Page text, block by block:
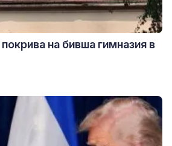
на бивша гимназия в